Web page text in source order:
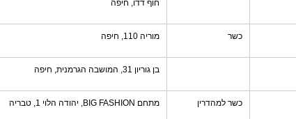
חוף דדו, חיפה
כשר מוריה 110, חיפה
בן גוריון 31, המושבה הגרמנית, חיפה
כשר למהדרין מתחם BIG FASHION, יהודה הלוי 1, טבריה